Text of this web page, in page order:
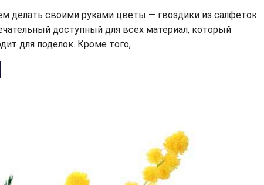
делать своими руками цветы — гвоздики из салфеток.
доступный для всех материал, который
для поделок. Кроме того,